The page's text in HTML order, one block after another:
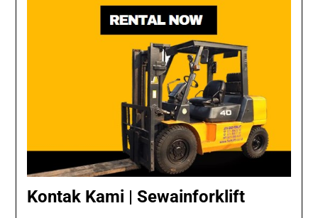
Kontak Kami | Sewainforklift